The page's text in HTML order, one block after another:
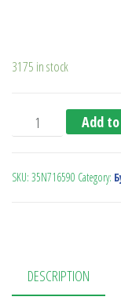
3175 in stock
Бутылочка для
Add
SKU: 35N716590 Category:
DESCRIPTION